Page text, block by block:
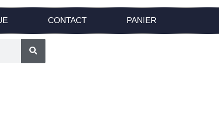
CONTACT PANIER